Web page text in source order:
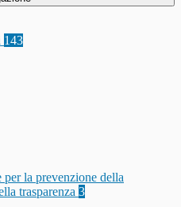
143
per la prevenzione della
trasparenza 3